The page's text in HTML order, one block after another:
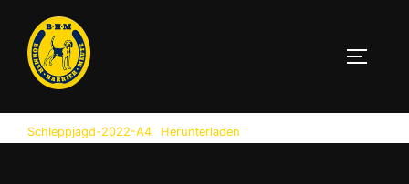
Inhalt
springen
Schleppjagd-2022-A4 Herunterladen